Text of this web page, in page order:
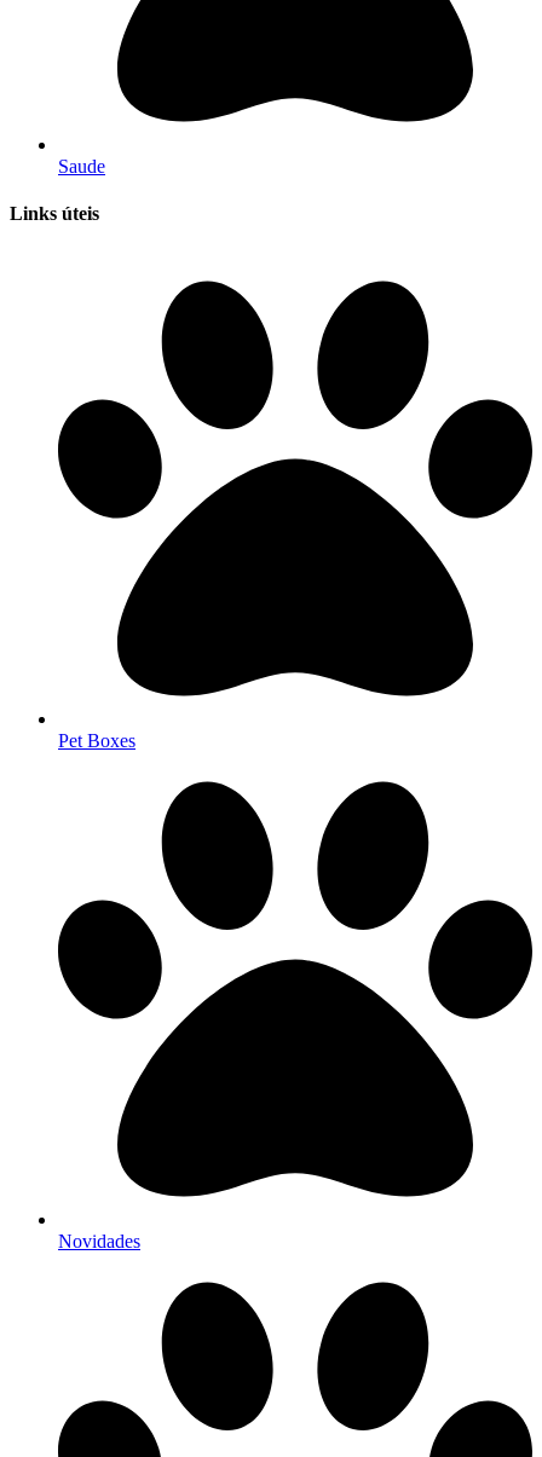
Saude
Links úteis
Pet Boxes
Novidades